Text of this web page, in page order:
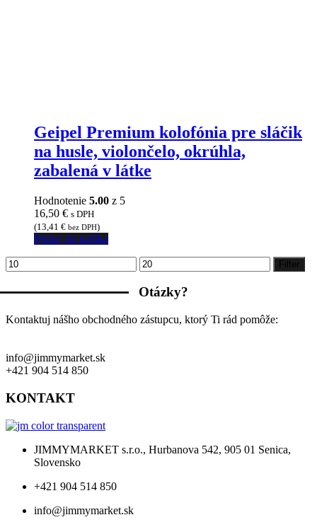
Geipel Premium kolofónia pre sláčik
na husle, violončelo, okrúhla,
zabalená v látke
Hodnotenie 5.00 z 5
16,50 € s DPH
(13,41 € bez DPH)
Pridať do košíka
Minimálna
cena
Maximálna
cena
Filter
Otázky?
Kontaktuj nášho obchodného zástupcu, ktorý Ti rád pomôže:
info@jimmymarket.sk
+421 904 514 850
KONTAKT
JIMMYMARKET s.r.o., Hurbanova 542, 905 01 Senica,
Slovensko
+421 904 514 850
info@jimmymarket.sk